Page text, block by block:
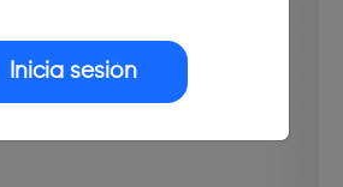
Inicia sesión